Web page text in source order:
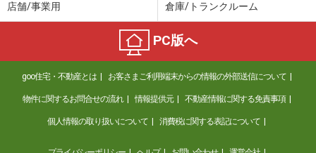
茨城県つくば市高野
5.40万円
住 所
茨城県つくば市高野
専有面積 46.94m²
間取り
1LDK
茨城県結城市大字結城
店舗/事業用 倉庫/トランクルーム
PC版へ
goo住宅・不動産とは お客さまご利用端末からの情報の外部送信について
物件に関するお問合せの流れ 情報提供元 不動産情報に関する免責事項
個人情報の取り扱いについて 消費税に関する表記について